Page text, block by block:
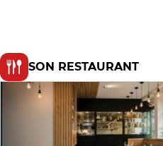
SON RESTAURANT